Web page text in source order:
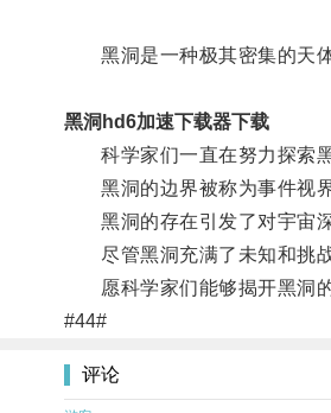
黑洞是一种极其密集的天体
黑洞hd6加速下载器下载
科学家们一直在努力探索黑
黑洞的边界被称为事件视界
黑洞的存在引发了对宇宙深
尽管黑洞充满了未知和挑战
愿科学家们能够揭开黑洞的
#44#
评论